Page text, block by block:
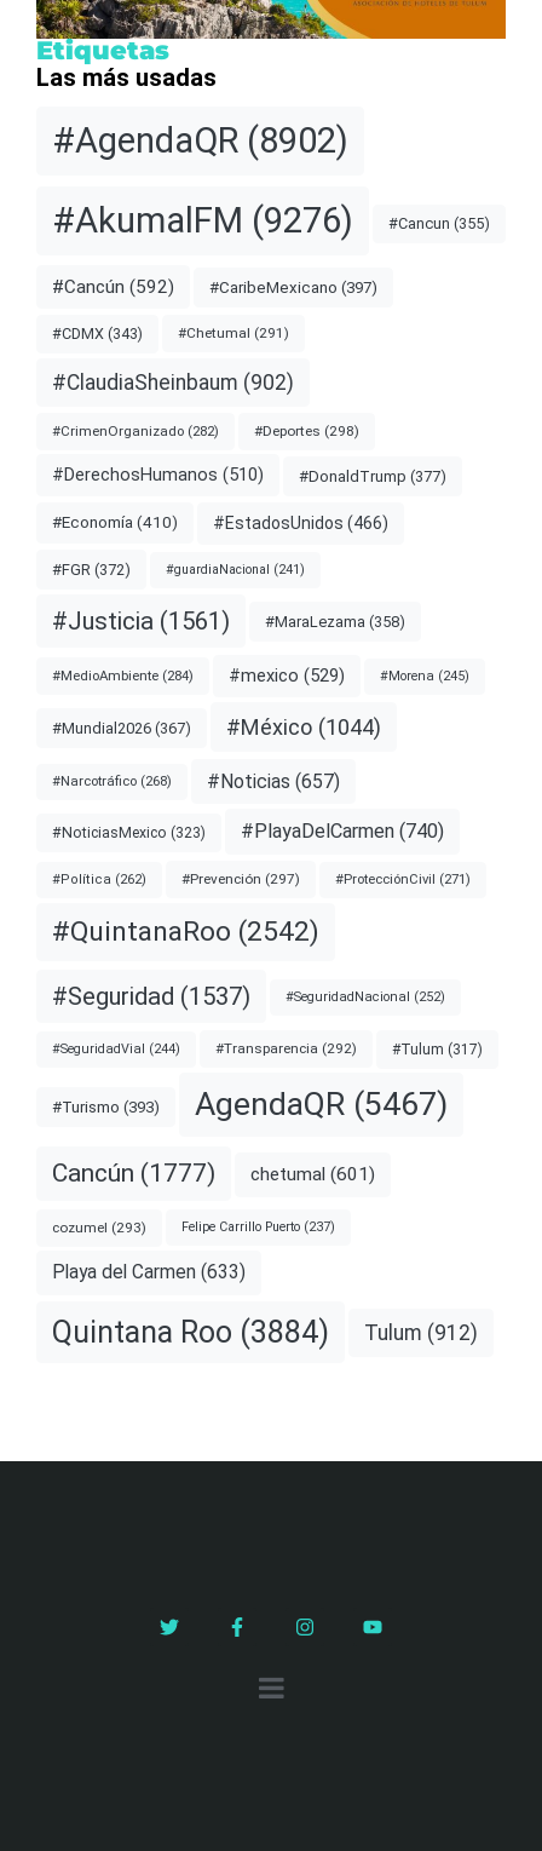
Etiquetas
Las más usadas
#AgendaQR (8902)
#AkumalFM (9276) #Cancun (355)
#Cancún (592) #CaribeMexicano (397)
#CDMX (343) #Chetumal (291)
#ClaudiaSheinbaum (902)
#CrimenOrganizado (282) #Deportes (298)
#DerechosHumanos (510) #DonaldTrump (377)
#Economía (410) #EstadosUnidos (466)
#FGR (372) #guardiaNacional (241)
#Justicia (1561) #MaraLezama (358)
#MedioAmbiente (284) #mexico (529) #Morena (245)
#Mundial2026 (367) #México (1044)
#Narcotráfico (268) #Noticias (657)
#NoticiasMexico (323) #PlayaDelCarmen (740)
#Política (262) #Prevención (297) #ProtecciónCivil (271)
#QuintanaRoo (2542)
#Seguridad (1537) #SeguridadNacional (252)
#SeguridadVial (244) #Transparencia (292) #Tulum (317)
#Turismo (393) AgendaQR (5467)
Cancún (1777) chetumal (601)
cozumel (293) Felipe Carrillo Puerto (237)
Playa del Carmen (633)
Quintana Roo (3884) Tulum (912)